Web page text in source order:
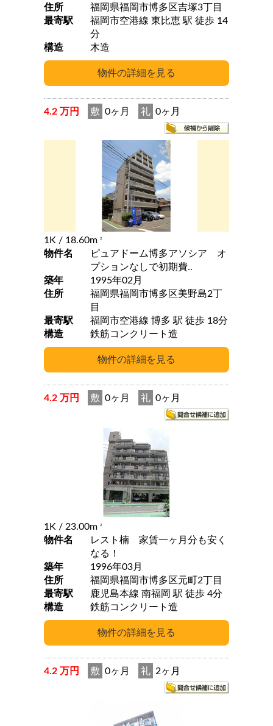
住所
福岡県福岡市博多区吉塚3丁目
最寄駅
福岡市空港線 東比恵 駅 徒歩 14
分
構造
木造
4.2 万円 敷 0ヶ月 礼 0ヶ月
1K / 18.60m 2
物件名
ピュアドーム博多アソシア オ
プションなしで初期費..
築年
1995年02月
住所
福岡県福岡市博多区美野島2丁
目
最寄駅
福岡市空港線 博多 駅 徒歩 18分
構造
鉄筋コンクリート造
4.2 万円 敷 0ヶ月 礼 0ヶ月
1K / 23.00m 2
物件名
レスト楠 家賃一ヶ月分も安く
なる！
築年
1996年03月
住所
福岡県福岡市博多区元町2丁目
最寄駅
鹿児島本線 南福岡 駅 徒歩 4分
構造
鉄筋コンクリート造
4.2 万円 敷 0ヶ月 礼 2ヶ月